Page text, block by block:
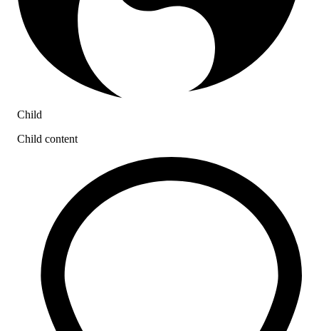
Child
Child content